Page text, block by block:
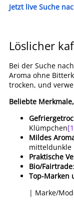
Jetzt live Suche
Löslicher
Bei der Suche nach
Aroma ohne
trocken, und
Beliebte
Klümpchen
Mildes
mitteldunkle
Praktische
Bio/Fairtrade
Top-Marken
| Marke/